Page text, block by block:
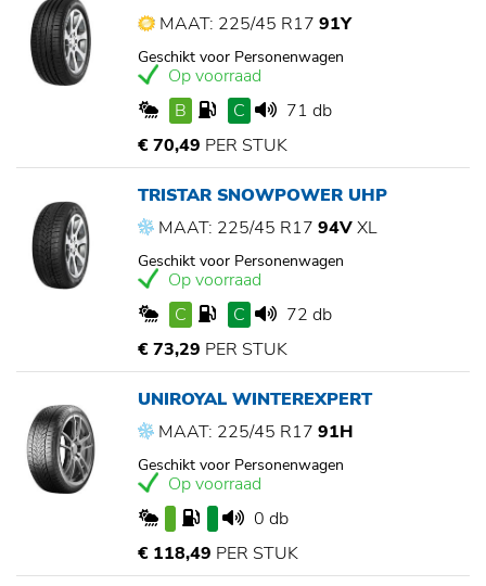
MAAT: 225/45 R17 91Y
Geschikt voor Personenwagen
Op voorraad
B
C
71 db
€ 70,49 PER STUK
TRISTAR SNOWPOWER UHP
MAAT: 225/45 R17 94VXL
Geschikt voor Personenwagen
Op voorraad
C
C
72 db
€ 73,29 PER STUK
UNIROYAL WINTEREXPERT
MAAT: 225/45 R17 91H
Geschikt voor Personenwagen
Op voorraad
0 db
€ 118,49 PER STUK